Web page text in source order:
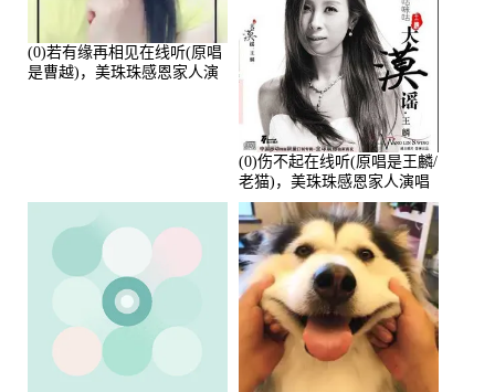
(0)若有缘再相见在线听(原唱
是曹越)，美珠珠感恩家人演
(0)伤不起在线听(原唱是王麟/
老猫)，美珠珠感恩家人演唱
点播:80218次